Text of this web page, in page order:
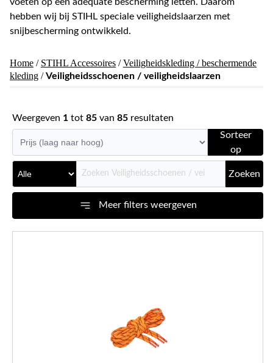
hebben wij bij STIHL speciale veiligheidslaarzen met
snijbescherming ontwikkeld.
Home / STIHL Accessoires /Veiligheidskleding / beschermende
kleding /Veiligheidsschoenen / veiligheidslaarzen
Weergeven 1 tot 85 van 85 resultaten
Sorteer
op
Zoeken
Meer filters weergeven